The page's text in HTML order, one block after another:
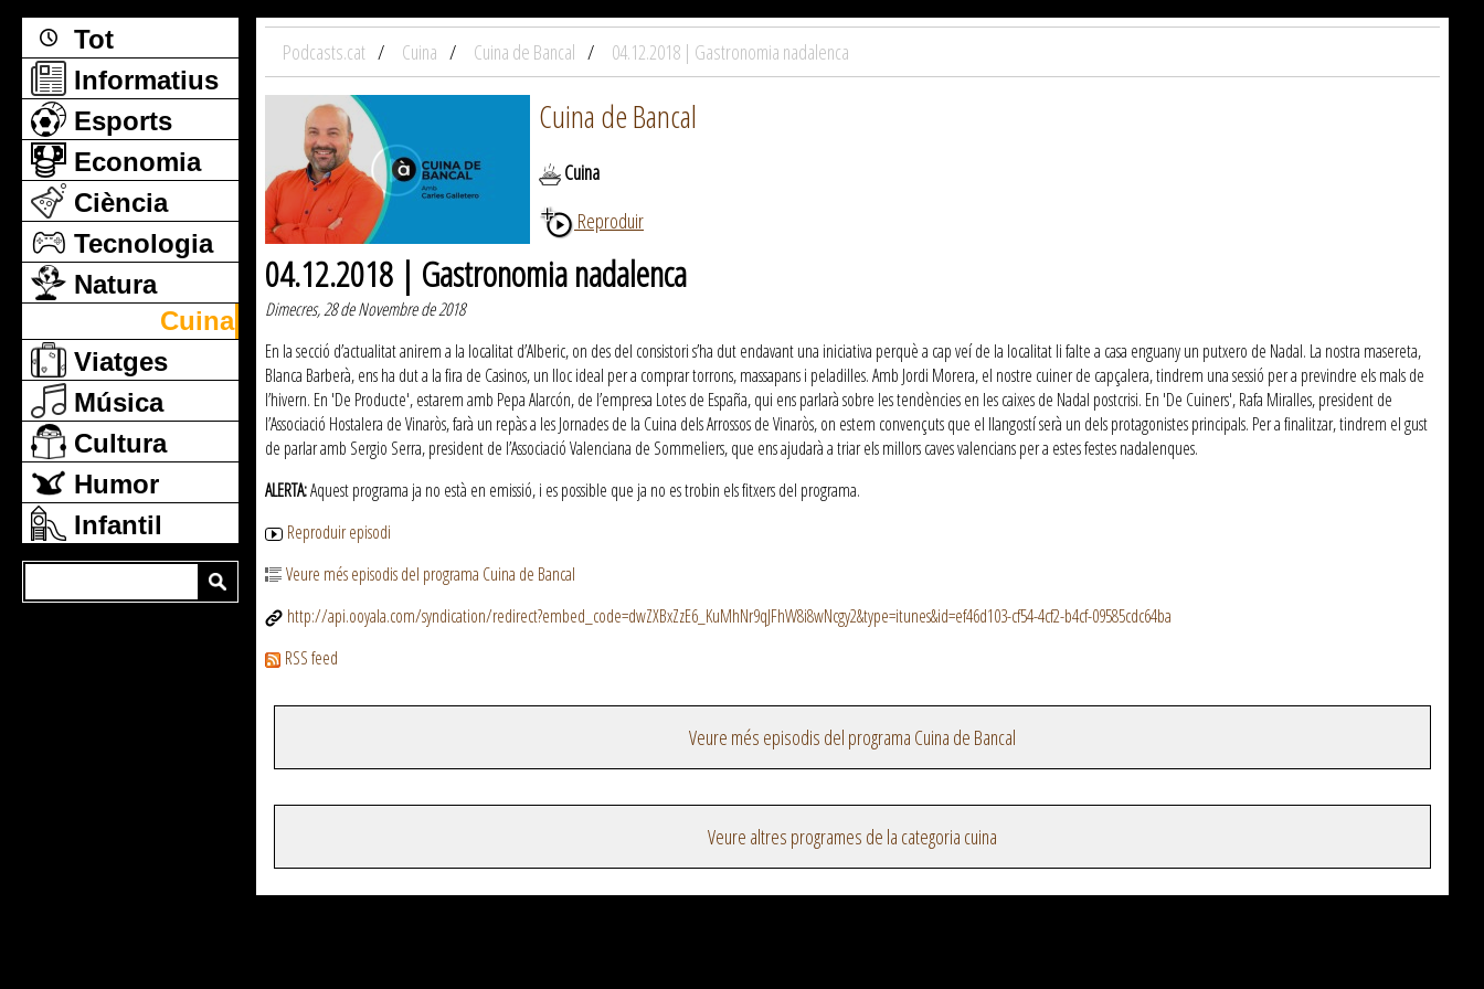
Tot
Informatius
Esports
Economia
Ciència
Tecnologia
Natura
Cuina
Viatges
Música
Cultura
Humor
Infantil
Podcasts.cat Cuina Cuina de Bancal 04.12.2018 | Gastronomia nadalenca
Cuina de Bancal
Cuina
Reproduir
04.12.2018 | Gastronomia nadalenca
Dimecres, 28 de Novembre de 2018
En la secció d’actualitat anirem a la localitat d’Alberic, on des del consistori s’ha dut endavant una iniciativa perquè a cap veí de la localitat li falte a casa enguany un putxero de Nadal. La nostra masereta,
Blanca Barberà, ens ha dut a la fira de Casinos, un lloc ideal per a comprar torrons, massapans i peladilles. Amb Jordi Morera, el nostre cuiner de capçalera, tindrem una sessió per a previndre els mals de
l’hivern. En 'De Producte', estarem amb Pepa Alarcón, de l’empresa Lotes de España, qui ens parlarà sobre les tendències en les caixes de Nadal postcrisi. En 'De Cuiners', Rafa Miralles, president de
l’Associació Hostalera de Vinaròs, farà un repàs a les Jornades de la Cuina dels Arrossos de Vinaròs, on estem convençuts que el llangostí serà un dels protagonistes principals. Per a finalitzar, tindrem el gust
de parlar amb Sergio Serra, president de l’Associació Valenciana de Sommeliers, que ens ajudarà a triar els millors caves valencians per a estes festes nadalenques.
ALERTA:Aquest programa ja no està en emissió, i es possible que ja no es trobin els fitxers del programa.
Reproduir episodi
Veure més episodis del programa Cuina de Bancal
http://api.ooyala.com/syndication/redirect?embed_code=dwZXBxZzE6_KuMhNr9qJFhW8i8wNcgy2&type=itunes&id=ef46d103-cf54-4cf2-b4cf-09585cdc64ba
RSS feed
Veure més episodis del programa Cuina de Bancal
Veure altres programes de la categoria cuina